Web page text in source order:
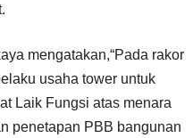
mengatakan,“Pada rakor
usaha tower untuk
Laik Fungsi atas menara
penetapan PBB bangunan